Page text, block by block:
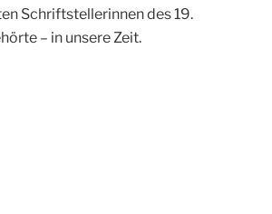
Schriftstellerinnen des 19.
– in unsere Zeit.